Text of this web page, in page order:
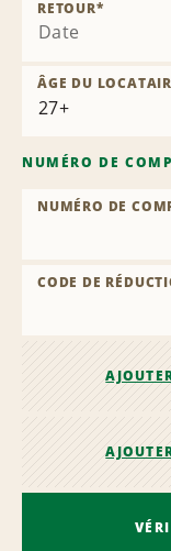
Date
RETOUR*
ÂGE DU
NUMÉRO DE
NUMÉRO DE
CODE DE